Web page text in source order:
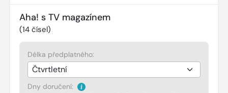
Aha! s TV magazínem
(14 čísel)
Délka předplatného:
Dny doručení: